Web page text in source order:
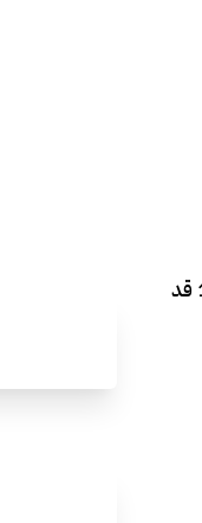
مايكروسوفت تعترف بخلل في ويندوز 11 قد